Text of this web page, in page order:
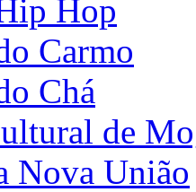
Hop
Carmo
Chá
de
Nova União